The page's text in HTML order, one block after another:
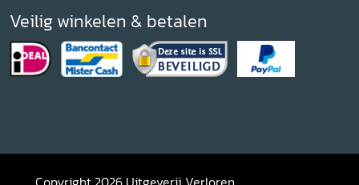
Veilig winkelen & betalen